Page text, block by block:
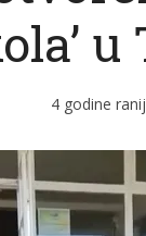
4 godine